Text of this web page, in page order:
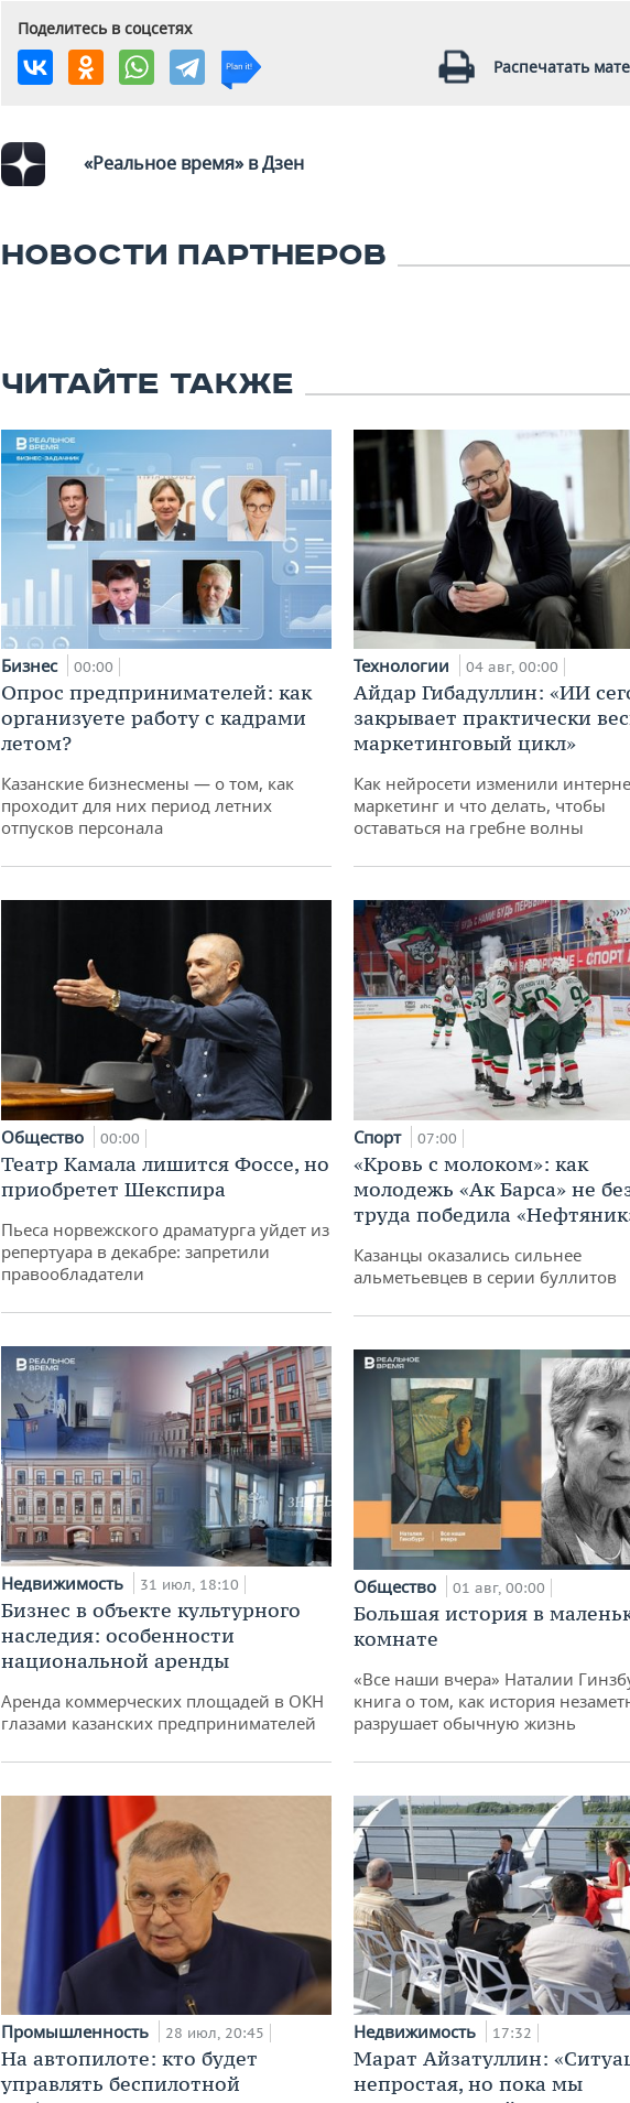
Поделитесь в соцсетях
Распечатать
«Реальное время» в Дзен
НОВОСТИ ПАРТНЕРОВ
ЧИТАЙТЕ ТАКЖЕ
Бизнес 00:00
Опрос предпринимателей: как
организуете работу с кадрами
летом?
Казанские бизнесмены — о том, как
проходит для них период летних
отпусков персонала
Общество 00:00
Театр Камала лишится Фоссе, но
приобретет Шекспира
Пьеса норвежского драматурга уйдет из
репертуара в декабре: запретили
правообладатели
Недвижимость 31 июл, 18:10
Бизнес в объекте культурного
наследия: особенности
национальной аренды
Аренда коммерческих площадей в ОКН
глазами казанских предпринимателей
Промышленность 28 июл, 20:45
На автопилоте: кто будет
управлять беспилотной
Технологии 04 авг, 00:00
Айдар Гибадуллин: «ИИ
закрывает практически
маркетинговый цикл»
Как нейросети изменили
маркетинг и что делать, чтобы
оставаться на гребне волны
Спорт 07:00
«Кровь с молоком»: как
молодежь «Ак Барса» не
труда победила
Казанцы оказались сильнее
альметьевцев в серии буллитов
Общество 01 авг, 00:00
Большая история в
комнате
«Все наши вчера» Наталии
книга о том, как история
разрушает обычную жизнь
Недвижимость 17:32
Марат Айзатуллин:
непростая, но пока мы